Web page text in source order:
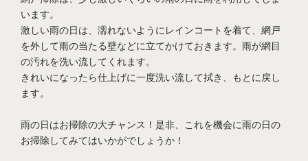
います。
激しい雨の日は、濡れないようにレインコートを着て、網戸
を外して雨の当たる壁などに立てかけておきます。雨が網目
の汚れを洗い流してくれます。
きれいになったら仕上げに一度洗い流して拭き、もとに戻し
ます。
雨の日はお掃除の大チャンス！是非、これを機会に雨の日の
お掃除してみてはいかがでしょうか！